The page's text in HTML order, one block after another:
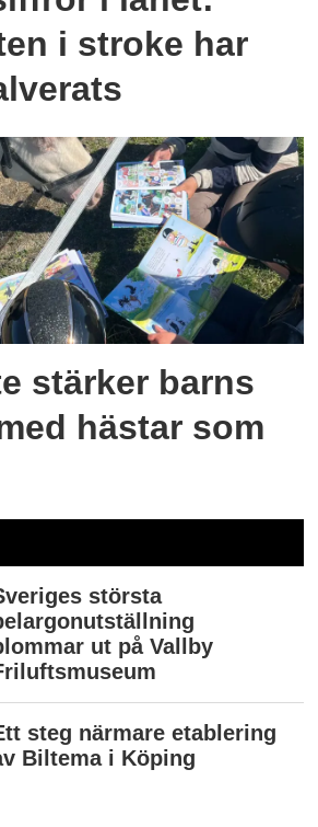
i stroke har
stärker barns
hästar som
största
ut på Vallby
steg närmare etablering
Biltema i Köping